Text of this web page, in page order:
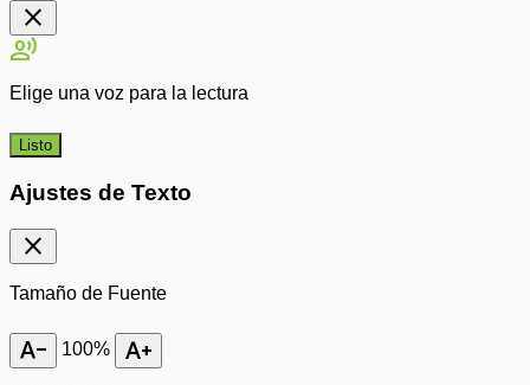
close
record_voice_over
Elige una voz para la lectura
Listo
Ajustes de Texto
close
Tamaño de Fuente
text_decrease 100% text_increase